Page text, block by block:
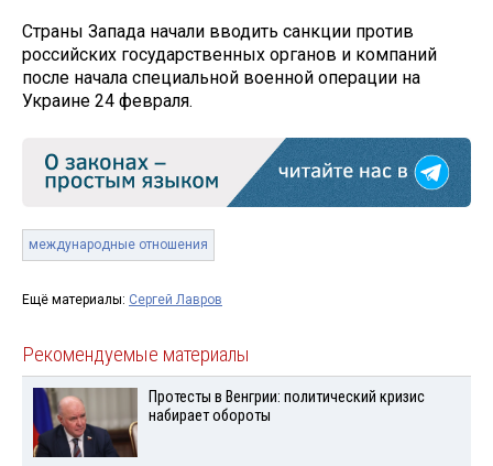
Страны Запада начали вводить санкции против
российских государственных органов и компаний
после начала специальной военной операции на
Украине 24 февраля.
международные отношения
Ещё материалы: Сергей Лавров
Рекомендуемые материалы
Протесты в Венгрии: политический кризис
набирает обороты